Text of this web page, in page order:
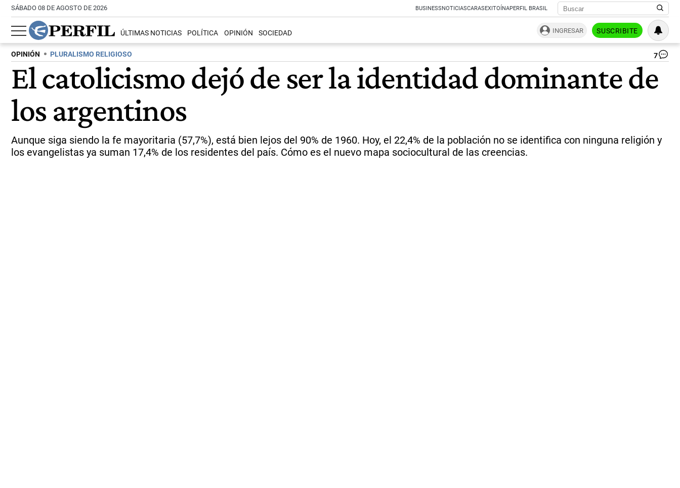
SÁBADO 08 DE AGOSTO DE 2026 BUSINESSNOTICIASCARASEXITOÍNAPERFIL BRASIL
ÚLTIMAS NOTICIAS POLÍTICA OPINIÓN SOCIEDAD INGRESAR SUSCRIBITE
OPINIÓN PLURALISMO RELIGIOSO 7
El catolicismo dejó de ser la identidad dominante de
los argentinos
Aunque siga siendo la fe mayoritaria (57,7%), está bien lejos del 90% de 1960. Hoy, el 22,4% de la población no se identifica con ninguna religión y
los evangelistas ya suman 17,4% de los residentes del país. Cómo es el nuevo mapa sociocultural de las creencias.